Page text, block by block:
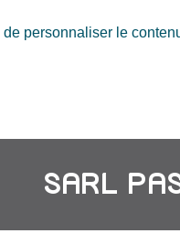
personnaliser le
SARL